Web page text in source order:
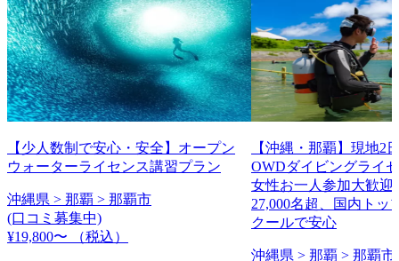
【少人数制で安心・安全】オープン
ウォーターライセンス講習プラン
沖縄県 > 那覇 > 那覇市
(口コミ募集中)
¥19,800〜
（税込）
【沖縄・那覇】現地
OWDダイビングライ
女性お一人参加大歓迎
27,000名超、国内トッ
クールで安心
沖縄県 > 那覇 > 那覇市